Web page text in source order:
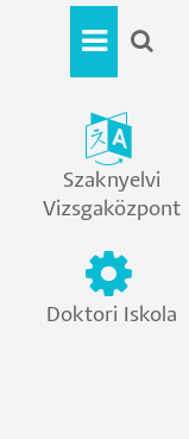
menü
Szaknyelvi
Vizsgaközpont
Doktori Iskola